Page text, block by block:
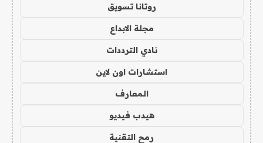
روتانا تسويق
مجلة الابداع
نادي الترددات
استشارات اون لاين
المعارف
هيدب فيديو
رمح التقنية